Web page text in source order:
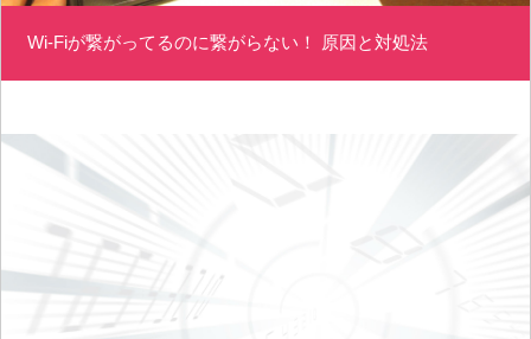
Wi-Fiが繋がってるのに繋がらない！ 原因と対処法